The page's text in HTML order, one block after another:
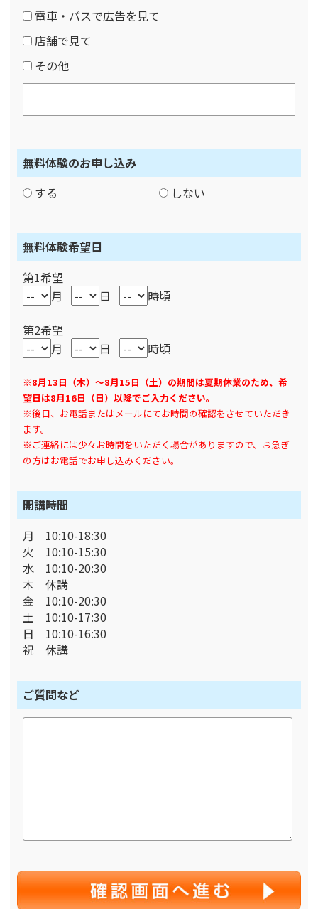
電車・バスで広告を見て
店舗で見て
その他
無料体験のお申し込み
する
しない
無料体験希望日
第1希望
月
日
時頃
第2希望
月
日 時頃
※8月13日（木）～8月15日（土）の期間は夏期休業のため、希
望日は8月16日（日）以降でご入力ください。
※後日、お電話またはメールにてお時間の確認をさせていただき
ます。
※ご連絡には少々お時間をいただく場合がありますので、お急ぎ
の方はお電話でお申し込みください。
開講時間
月 10:10-18:30
火 10:10-15:30
水 10:10-20:30
木 休講
金 10:10-20:30
土 10:10-17:30
日 10:10-16:30
祝 休講
ご質問など